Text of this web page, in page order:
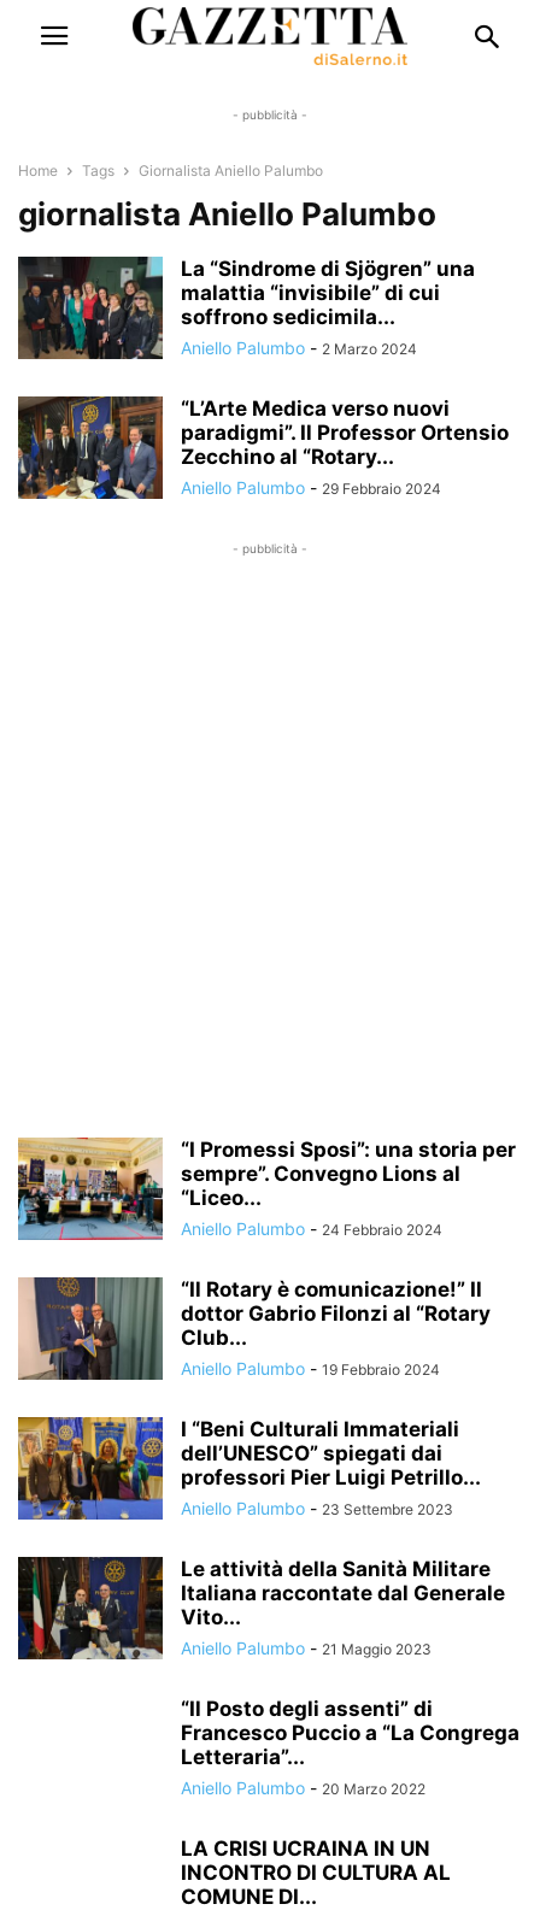
- pubblicità -
Home Tags Giornalista Aniello Palumbo
giornalista Aniello Palumbo
La “Sindrome di Sjögren” una
malattia “invisibile” di cui
soffrono sedicimila...
Aniello Palumbo - 2 Marzo 2024
“L’Arte Medica verso nuovi
paradigmi”. Il Professor Ortensio
Zecchino al “Rotary...
Aniello Palumbo - 29 Febbraio 2024
- pubblicità -
“I Promessi Sposi”: una storia per
sempre”. Convegno Lions al
“Liceo...
Aniello Palumbo - 24 Febbraio 2024
“Il Rotary è comunicazione!” Il
dottor Gabrio Filonzi al “Rotary
Club...
Aniello Palumbo - 19 Febbraio 2024
I “Beni Culturali Immateriali
dell’UNESCO” spiegati dai
professori Pier Luigi Petrillo...
Aniello Palumbo - 23 Settembre 2023
Le attività della Sanità Militare
Italiana raccontate dal Generale
Vito...
Aniello Palumbo - 21 Maggio 2023
“Il Posto degli assenti” di
Francesco Puccio a “La Congrega
Letteraria”...
Aniello Palumbo - 20 Marzo 2022
LA CRISI UCRAINA IN UN
INCONTRO DI CULTURA AL
COMUNE DI...